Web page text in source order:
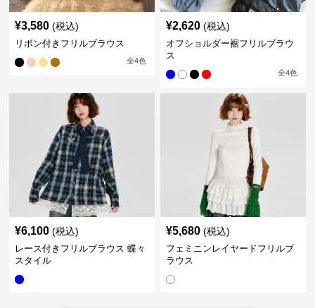
¥3,580 (税込)
リボン付きフリルブラウス
全4色
¥2,620 (税込)
オフショルダー裾フリルブラウ
ス
全4色
¥6,100 (税込)
レース付きフリルブラウス 蝶々
スタイル
¥5,680 (税込)
フェミニンレイヤードフリルブ
ラウス